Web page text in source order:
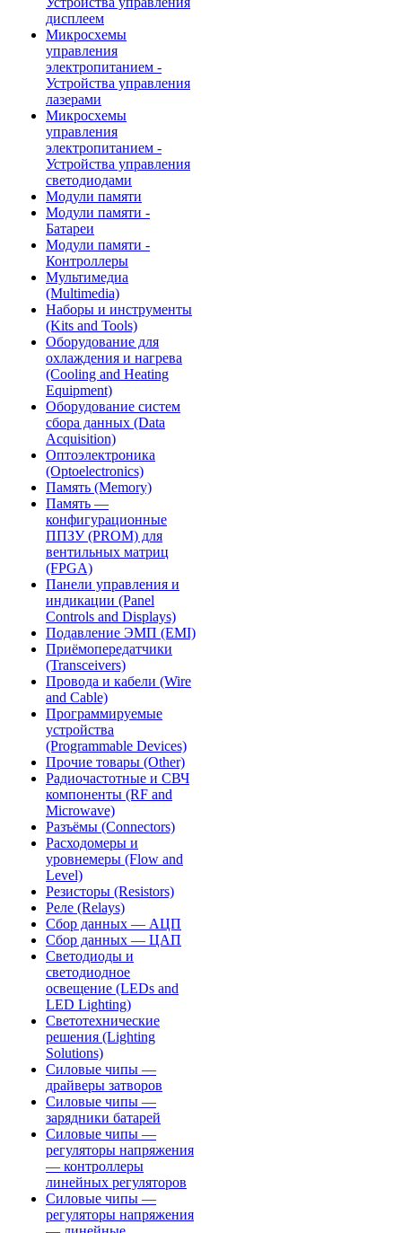
дисплеем
Микросхемы
управления
электропитанием -
Устройства управления
лазерами
Микросхемы
управления
электропитанием -
Устройства управления
светодиодами
Модули памяти
Модули памяти -
Батареи
Модули памяти -
Контроллеры
Мультимедиа
(Multimedia)
Наборы и инструменты
(Kits and Tools)
Оборудование для
охлаждения и нагрева
(Cooling and Heating
Equipment)
Оборудование систем
сбора данных (Data
Acquisition)
Оптоэлектроника
(Optoelectronics)
Память (Memory)
Память —
конфигурационные
ППЗУ (PROM) для
вентильных матриц
(FPGA)
Панели управления и
индикации (Panel
Controls and Displays)
Подавление ЭМП (EMI)
Приёмопередатчики
(Transceivers)
Провода и кабели (Wire
and Cable)
Программируемые
устройства
(Programmable Devices)
Прочие товары (Other)
Радиочастотные и СВЧ
компоненты (RF and
Microwave)
Разъёмы (Connectors)
Расходомеры и
уровнемеры (Flow and
Level)
Резисторы (Resistors)
Реле (Relays)
Сбор данных — АЦП
Сбор данных — ЦАП
Светодиоды и
светодиодное
освещение (LEDs and
LED Lighting)
Светотехнические
решения (Lighting
Solutions)
Силовые чипы —
драйверы затворов
Силовые чипы —
зарядники батарей
Силовые чипы —
регуляторы напряжения
— контроллеры
линейных регуляторов
Силовые чипы —
регуляторы напряжения